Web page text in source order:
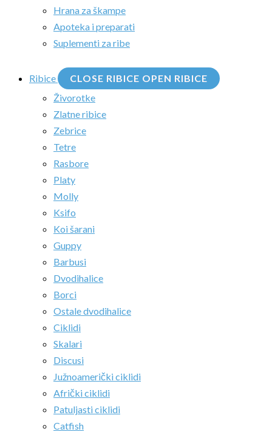
Hrana za škampe
Apoteka i preparati
Suplementi za ribe
Ribice CLOSE RIBICE OPEN RIBICE
Živorotke
Zlatne ribice
Zebrice
Tetre
Rasbore
Platy
Molly
Ksifo
Koi šarani
Guppy
Barbusi
Dvodihalice
Borci
Ostale dvodihalice
Ciklidi
Skalari
Discusi
Južnoamerički ciklidi
Afrički ciklidi
Patuljasti ciklidi
Catfish